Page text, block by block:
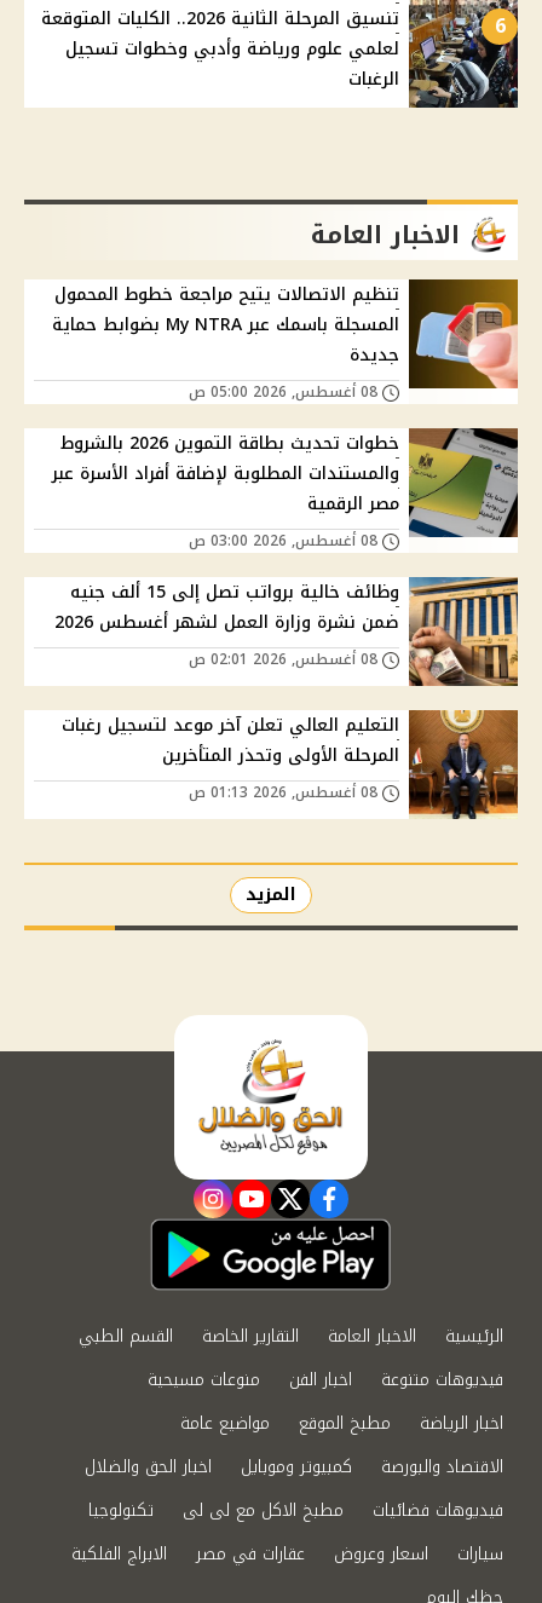
6
تنسيق المرحلة الثانية 2026.. الكليات المتوقعة
لعلمي علوم ورياضة وأدبي وخطوات تسجيل
الرغبات
الاخبار العامة
تنظيم الاتصالات يتيح مراجعة خطوط المحمول
المسجلة باسمك عبر My NTRA بضوابط حماية
جديدة
خطوات تحديث بطاقة التموين 2026 بالشروط
والمستندات المطلوبة لإضافة أفراد الأسرة عبر
مصر الرقمية
وظائف خالية برواتب تصل إلى 15 ألف جنيه
ضمن نشرة وزارة العمل لشهر أغسطس 2026
التعليم العالي تعلن آخر موعد لتسجيل رغبات
المرحلة الأولى وتحذر المتأخرين
المزيد
facebook
twitter
youtube
instagram
الرئيسية الاخبار العامة التقارير الخاصة
القسم الطبي
فيديوهات متنوعة
اخبار الفن
منوعات مسيحية
اخبار الرياضة
مطبخ الموقع
مواضيع عامة
الاقتصاد والبورصة
كمبيوتر وموبايل
اخبار الحق والضلال
فيديوهات فضائيات
مطبخ الاكل مع لى لى
تكنولوجيا
سيارات
اسعار وعروض عقارات في مصر
الابراج الفلكية